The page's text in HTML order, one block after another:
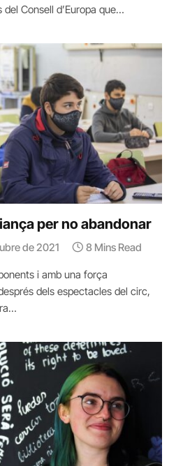
Consell d’Europa que…
per no abandonar
de 2021 8 Mins Read
i amb una força
dels espectacles del circ,